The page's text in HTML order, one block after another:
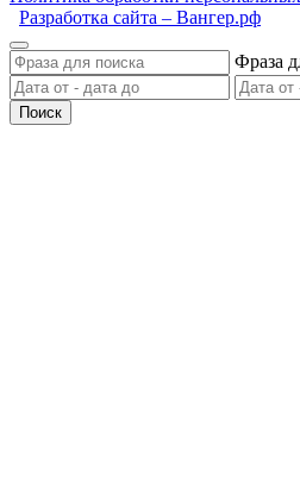
Разработка сайта – Вангер.рф
Фраза
Поиск